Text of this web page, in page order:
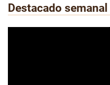
Destacado semanal